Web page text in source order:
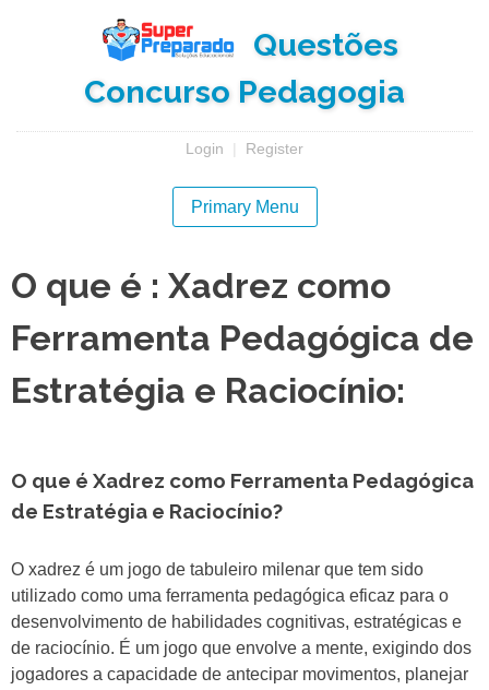
Questões
Concurso Pedagogia
Login | Register
Primary Menu
O que é : Xadrez como
Ferramenta Pedagógica de
Estratégia e Raciocínio:
O que é Xadrez como Ferramenta Pedagógica
de Estratégia e Raciocínio?
O xadrez é um jogo de tabuleiro milenar que tem sido
utilizado como uma ferramenta pedagógica eficaz para o
desenvolvimento de habilidades cognitivas, estratégicas e
de raciocínio. É um jogo que envolve a mente, exigindo dos
jogadores a capacidade de antecipar movimentos, planejar